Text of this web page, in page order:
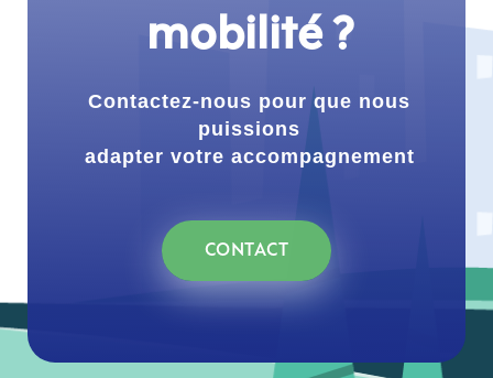
mobilité ?
Contactez-nous pour que nous
puissions
adapter votre accompagnement
CONTACT